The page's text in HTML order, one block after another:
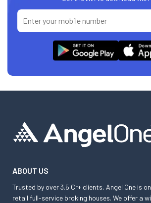
ABOUT US
Trusted by over 3.5 Cr+ clients, Angel One is
retail full-service broking houses. We offer a